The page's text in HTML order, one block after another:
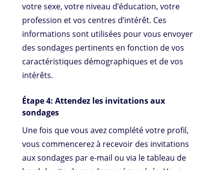
votre sexe, votre niveau d’éducation, votre
profession et vos centres d’intérêt. Ces
informations sont utilisées pour vous envoyer
des sondages pertinents en fonction de vos
caractéristiques démographiques et de vos
intérêts.
Étape 4: Attendez les invitations aux
sondages
Une fois que vous avez complété votre profil,
vous commencerez à recevoir des invitations
aux sondages par e-mail ou via le tableau de